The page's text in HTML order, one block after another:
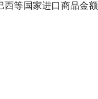
等国家进口商品金